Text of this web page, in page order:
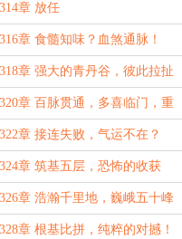
章 放任
章 食髓知味？血煞通脉！
章 强大的青丹谷，彼此拉扯
章 百脉贯通，多喜临门，重
丹，姐弟之争
章 接连失败，气运不在？
月票）
章 筑基五层，恐怖的收获
月票）
章 浩瀚千里地，巍峨五十峰
月票）
章 根基比拼，纯粹的对撼！